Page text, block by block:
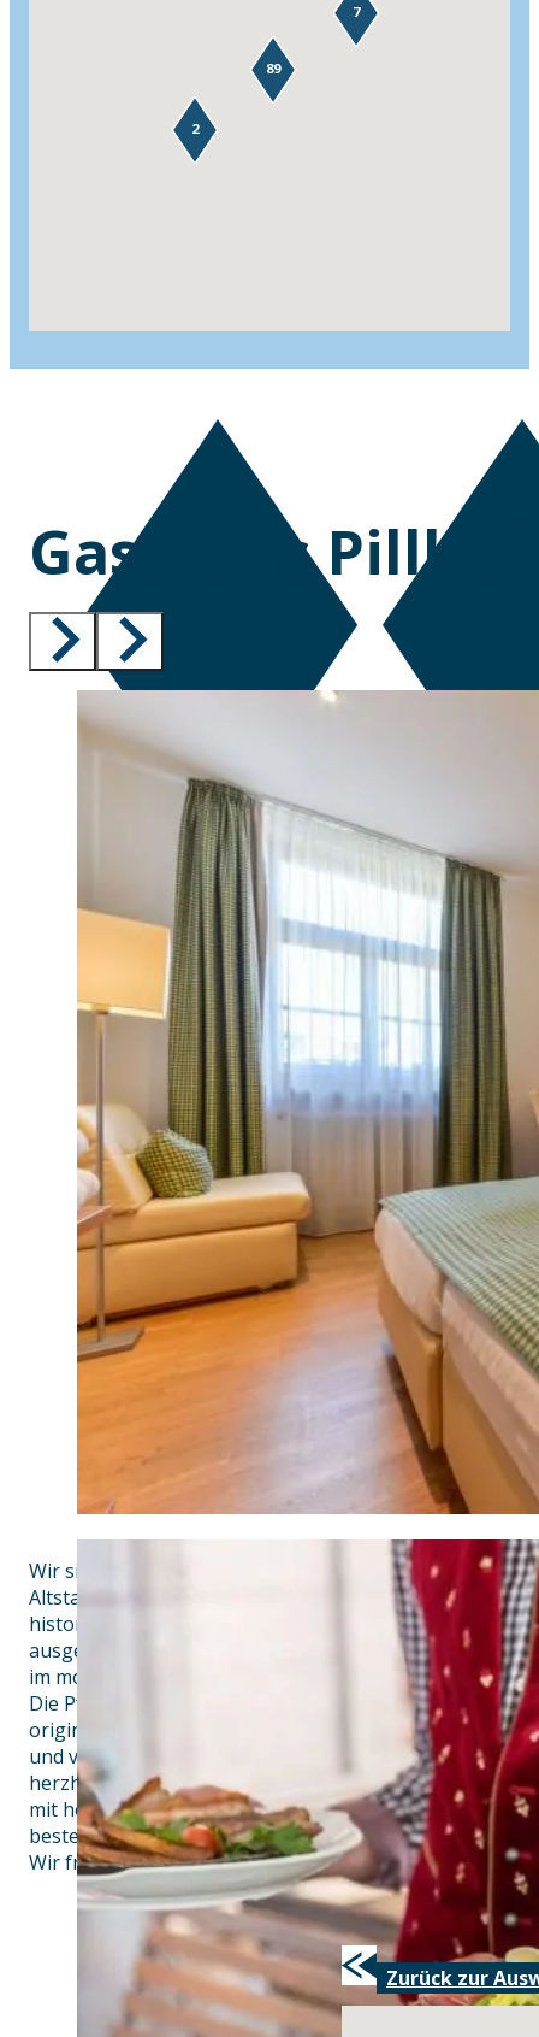
89
7
2
Gasthaus
Wir sind ein kleines, altfränkisches Gasthaus, mitten
Altstadt. Das kleine Hotel verfügt über insgesamt 14
historischen Gebäude, sind alle Zimmer neu renoviert
ausgestattet. Freuen Sie sich auf eine gemütliche, helle
im modernen Landhausstil mit bequemen
Die Pfefferstube, unser uriges Restaurant im Gasthaus
originaler bayerischer und fränkischer Küche. Alle
und von lokalen Bierspezialitäten und fränkischen
herzhafte Klassiker und leichte Bio-Gerichte.
mit holzvertäfelten Wänden und urtümlichen
besten auf der atmosphärischen Terrasse vor dem
Wir freuen uns auf Ihren Besuch bei uns im Gasthaus
Zurück zur